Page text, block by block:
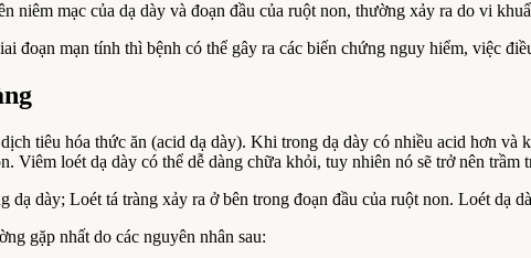
niêm mạc của dạ dày và đoạn đầu của ruột non, thường xảy ra do vi
đoạn mạn tính thì bệnh có thể gây ra các biến chứng nguy hiểm, việc
tiêu hóa thức ăn (acid dạ dày). Khi trong dạ dày có nhiều acid hơn và
Viêm loét dạ dày có thể dễ dàng chữa khỏi, tuy nhiên nó sẽ trở nên
dạ dày; Loét tá tràng xảy ra ở bên trong đoạn đầu của ruột non. Loét dạ
gặp nhất do các nguyên nhân sau: